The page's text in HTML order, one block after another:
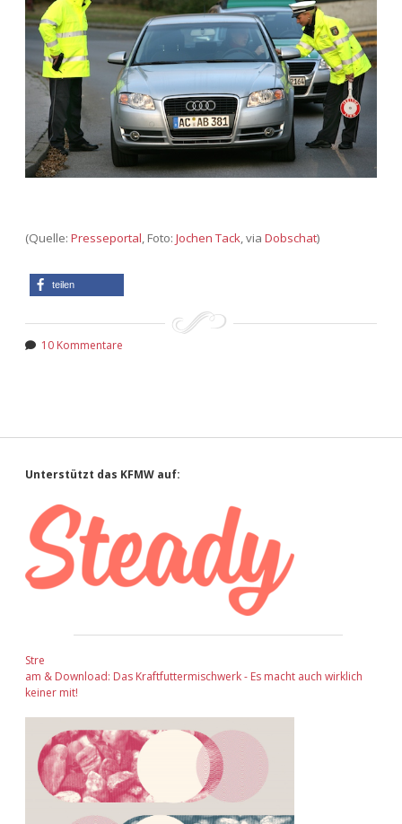
(Quelle: Presseportal, Foto: Jochen Tack, via Dobschat)
teilen
10 Kommentare
Sidebar
Unterstützt das KFMW auf:
Stre
am & Download: Das Kraftfuttermischwerk - Es macht auch wirklich
keiner mit!